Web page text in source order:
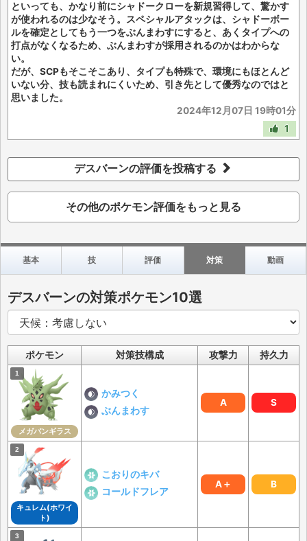
といっても、かなり前にシャドークローを新規習得して、驚かす
が使われるのは少なそう。スペシャルアタックは、シャドーボー
ルを確定としてもう一つをぶんまわすにすると、あくタイプへの
打点がなくなるため、ぶんまわすが採用されるのかはわからな
い。
だが、SCPもそこそこあり、タイプも特殊で、環境にもほとんど
いない分、技も読まれにくいため、引き先として優秀なのではと
思いました。
2024年12月07日 19時01分
1
デスバーンの評価を投稿する
その他のポケモン評価をもっと見る
基本 技 評価 対策 動画
デスバーンの対策ポケモン10選
ポケモン 対策技構成 攻撃力 持久力
メガバンギラス
かみつく
ぶんまわす
A S
キュレム(ホワイ
ト)
こおりのキバ
コールドフレア
A＋ B